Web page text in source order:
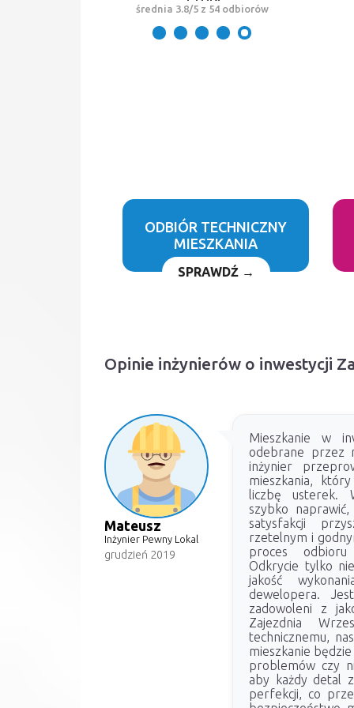
średnia 3.8/5 z 54 odbiorów
ODBIÓR TECHNICZNY
MIESZKANIA
SPRAWDŹ →
Opinie inżynierów o inwestycji
Mateusz
Inżynier Pewny Lokal
grudzień 2019
Mieszkanie w
odebrane przez
inżynier
mieszkania,
liczbę usterek.
szybko
satysfakcji
rzetelnym i
proces
Odkrycie tylko
jakość
dewelopera.
zadowoleni z
Zajezdnia
technicznemu,
mieszkanie
problemów czy
aby każdy detal
perfekcji, co